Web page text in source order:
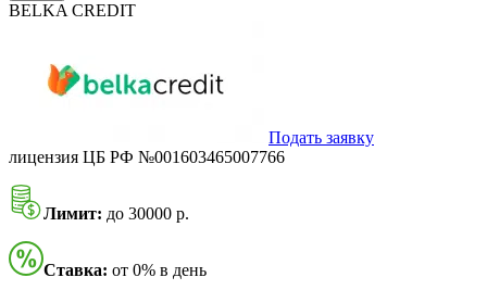
BELKA CREDIT
Подать заявку
лицензия ЦБ РФ №001603465007766
Лимит: до 30000 р.
Ставка: от 0% в день